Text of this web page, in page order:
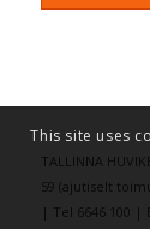
TALLINNA
59 (ajutiselt
| Tel 6646 100 |
This site uses